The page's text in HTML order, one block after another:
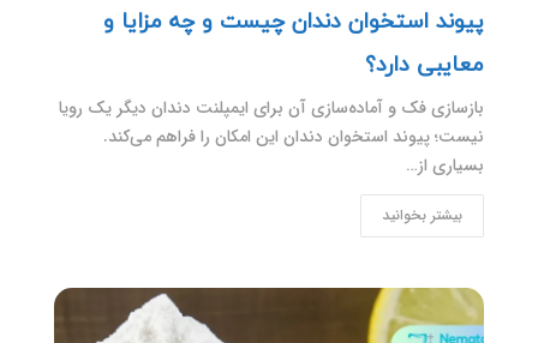
پیوند استخوان دندان چیست و چه مزایا و
معایبی دارد؟
بازسازی فک و آماده‌سازی آن برای ایمپلنت دندان دیگر یک رویا
نیست؛ پیوند استخوان دندان این امکان را فراهم می‌کند.
بسیاری از…
بیشتر بخوانید